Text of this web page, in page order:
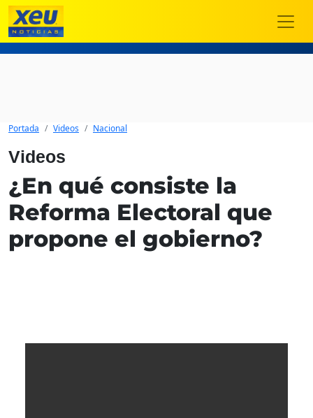
Portada Videos Nacional
Videos
¿En qué consiste la
Reforma Electoral que
propone el gobierno?